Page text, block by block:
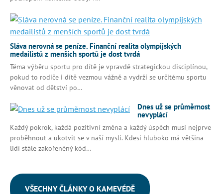
Sláva nerovná se peníze. Finanční realita olympijských
medailistů z menších sportů je dost tvrdá
Téma výběru sportu pro dítě je vpravdě strategickou disciplínou,
pokud to rodiče i dítě vezmou vážně a vydrží se určitému sportu
věnovat od dětství po…
Dnes už se průměrnost
nevyplácí
Každý pokrok, každá pozitivní změna a každý úspěch musí nejprve
proběhnout a ukotvit se v naší mysli. Kdesi hluboko má většina
lidí stále zakořeněný kód…
VŠECHNY ČLÁNKY O KAMEVÉDĚ